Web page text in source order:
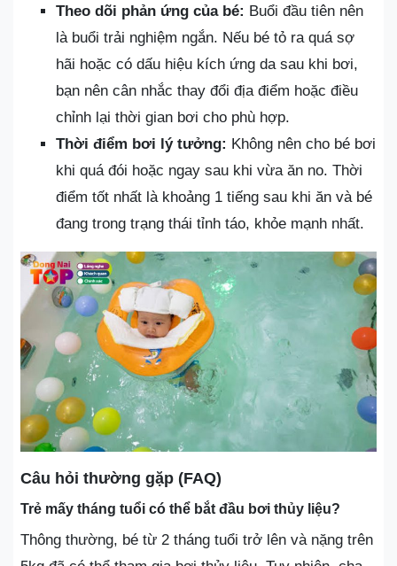
Theo dõi phản ứng của bé: Buổi đầu tiên nên
là buổi trải nghiệm ngắn. Nếu bé tỏ ra quá sợ
hãi hoặc có dấu hiệu kích ứng da sau khi bơi,
bạn nên cân nhắc thay đổi địa điểm hoặc điều
chỉnh lại thời gian bơi cho phù hợp.
Thời điểm bơi lý tưởng: Không nên cho bé bơi
khi quá đói hoặc ngay sau khi vừa ăn no. Thời
điểm tốt nhất là khoảng 1 tiếng sau khi ăn và bé
đang trong trạng thái tỉnh táo, khỏe mạnh nhất.
Câu hỏi thường gặp (FAQ)
Trẻ mấy tháng tuổi có thể bắt đầu bơi thủy liệu?
Thông thường, bé từ 2 tháng tuổi trở lên và nặng trên